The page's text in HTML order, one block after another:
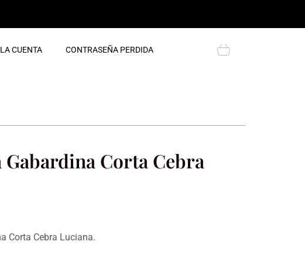
CUENTA CONTRASEÑA PERDIDA Cart
Gabardina Corta Cebra
Corta Cebra Luciana.